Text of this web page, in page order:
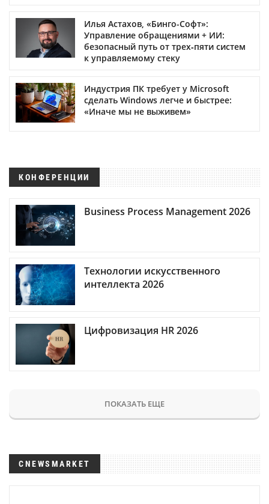
Илья Астахов, «Бинго-Софт»:
Управление обращениями + ИИ:
безопасный путь от трех‑пяти систем
к управляемому стеку
Индустрия ПК требует у Microsoft
сделать Windows легче и быстрее:
«Иначе мы не выживем»
КОНФЕРЕНЦИИ
Business Process Management 2026
Технологии искусственного
интеллекта 2026
Цифровизация HR 2026
ПОКАЗАТЬ ЕЩЕ
CNEWSMARKET